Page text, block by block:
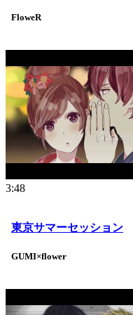
FloweR
3:48
東京サマーセッション
GUMI×flower